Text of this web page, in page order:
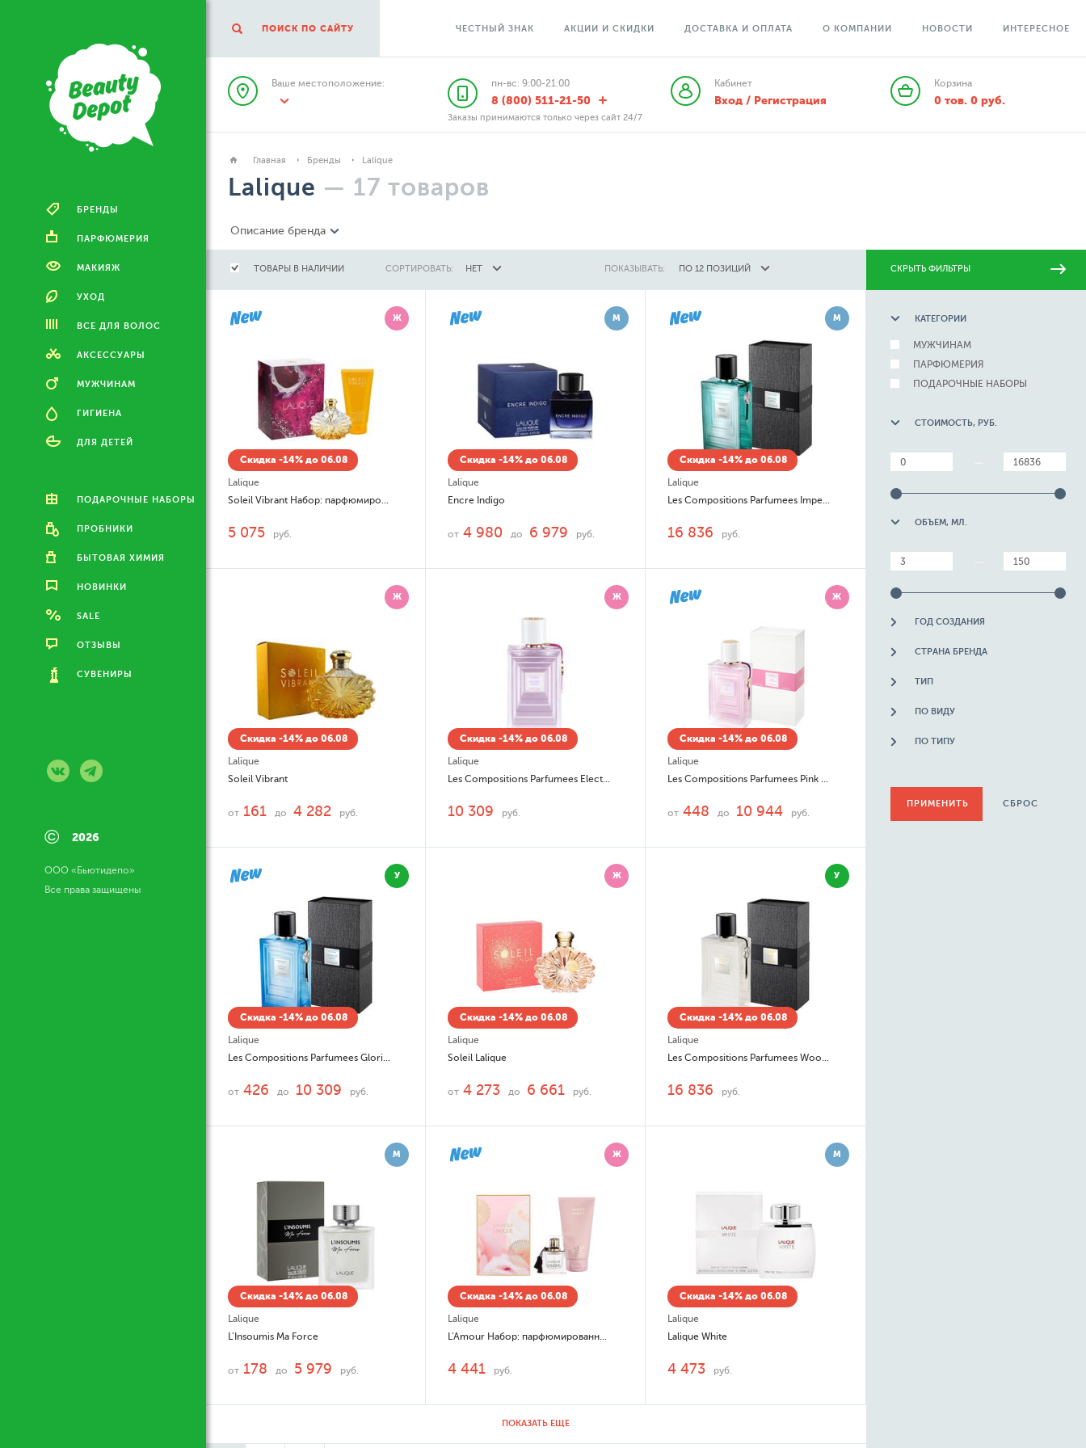
БРЕНДЫ
ПАРФЮМЕРИЯ
МАКИЯЖ
УХОД
ВСЕ ДЛЯ ВОЛОС
АКСЕССУАРЫ
МУЖЧИНАМ
ГИГИЕНА
ДЛЯ ДЕТЕЙ
ПОДАРОЧНЫЕ НАБОРЫ
ПРОБНИКИ
БЫТОВАЯ ХИМИЯ
НОВИНКИ
SALE
ОТЗЫВЫ
СУВЕНИРЫ
© 2026
ООО «Бьютидепо»
Все права защищены
ПОИСК ПО САЙТУ ЧЕСТНЫЙ ЗНАК АКЦИИ И СКИДКИ ДОСТАВКА И ОПЛАТА О КОМПАНИИ НОВОСТИ ИНТЕРЕСНОЕ
Ваше местоположение: пн-вс: 9:00-21:00
8 (800) 511-21-50
Заказы принимаются только через сайт 24/7
Кабинет
Вход / Регистрация
Корзина
0 тов. 0руб.
Главная Бренды Lalique
Lalique — 17 товаров
Описание бренда
ТОВАРЫ В НАЛИЧИИ СОРТИРОВАТЬ: НЕТ ПОКАЗЫВАТЬ: ПО 12 ПОЗИЦИЙ СКРЫТЬ ФИЛЬТРЫ
Ж
Скидка -14% до 06.08
Lalique
Soleil Vibrant Набор: парфюмированная вода (edp) 100мл, лосьон для тела 150мл
5 075 руб.
М
Скидка -14% до 06.08
Lalique
Encre Indigo
от 4 980 до 6 979 руб.
М
Скидка -14% до 06.08
Lalique
Les Compositions Parfumees Imperial Green
16 836 руб.
Ж
Скидка -14% до 06.08
Lalique
Soleil Vibrant
от 161 до 4 282 руб.
Ж
Скидка -14% до 06.08
Lalique
Les Compositions Parfumees Electric Purple
10 309 руб.
Ж
Скидка -14% до 06.08
Lalique
Les Compositions Parfumees Pink Paradise
от 448 до 10 944 руб.
У
Скидка -14% до 06.08
Lalique
Les Compositions Parfumees Glorious Indigo
от 426 до 10 309 руб.
Ж
Скидка -14% до 06.08
Lalique
Soleil Lalique
от 4 273 до 6 661 руб.
У
Скидка -14% до 06.08
Lalique
Les Compositions Parfumees Woody Gold
16 836 руб.
М
Скидка -14% до 06.08
Lalique
L'Insoumis Ma Force
от 178 до 5 979 руб.
Ж
Скидка -14% до 06.08
Lalique
L'Amour Набор: парфюмированная вода (edp) 50мл, лосьон для тела
4 441 руб.
М
Скидка -14% до 06.08
Lalique
Lalique White
4 473 руб.
ПОКАЗАТЬ ЕЩЕ
КАТЕГОРИИ
МУЖЧИНАМ
ПАРФЮМЕРИЯ
ПОДАРОЧНЫЕ НАБОРЫ
СТОИМОСТЬ, РУБ.
ОБЪЕМ, МЛ.
ГОД СОЗДАНИЯ
СТРАНА БРЕНДА
ТИП
ПО ВИДУ
ПО ТИПУ
СБРОС